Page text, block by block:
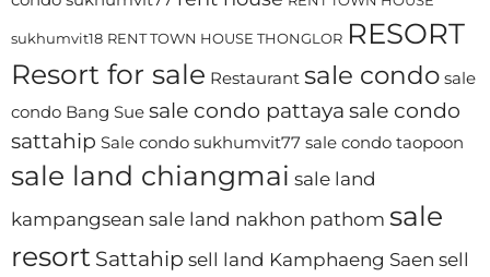
sukhumvit18 RENT TOWN HOUSE THONGLOR RESORT
Resort for sale Restaurant sale condo sale
condo Bang Sue sale condo pattaya sale condo
sattahip Sale condo sukhumvit77 sale condo taopoon
sale land chiangmai sale land
kampangsean sale land nakhon pathom sale
resort Sattahip sell land Kamphaeng Saen sell